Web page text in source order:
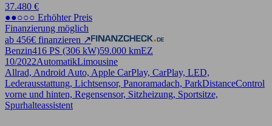
37.480 €
●●○○○ Erhöhter Preis
Finanzierung möglich
ab 456€ finanzieren ↗
Benzin416 PS (306 kW)59.000 kmEZ
10/2022AutomatikLimousine
Allrad, Android Auto, Apple CarPlay, CarPlay, LED,
Lederausstattung, Lichtsensor, Panoramadach, ParkDistanceControl
vorne und hinten, Regensensor, Sitzheizung, Sportsitze,
Spurhalteassistent